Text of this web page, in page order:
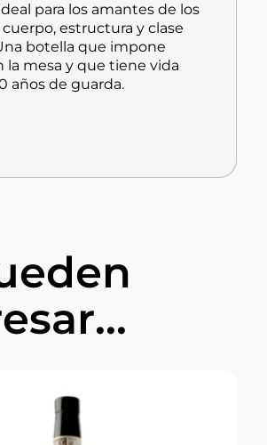
para los amantes de los
estructura y clase
botella que impone
la mesa y que tiene vida
años de guarda.